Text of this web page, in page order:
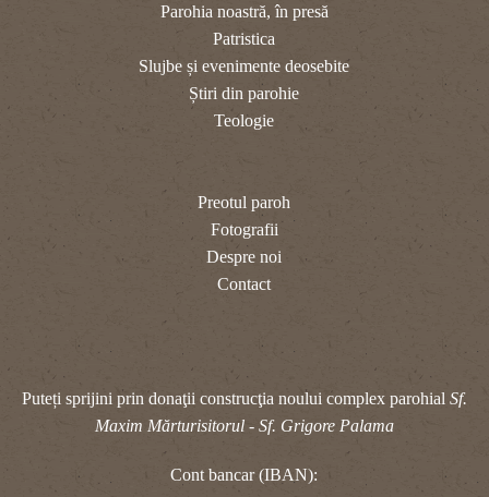
Parohia noastră, în presă
Patristica
Slujbe și evenimente deosebite
Știri din parohie
Teologie
Preotul paroh
Fotografii
Despre noi
Contact
Puteți sprijini prin donaţii construcţia noului complex parohial Sf.
Maxim Mărturisitorul - Sf. Grigore Palama
Cont bancar (IBAN):